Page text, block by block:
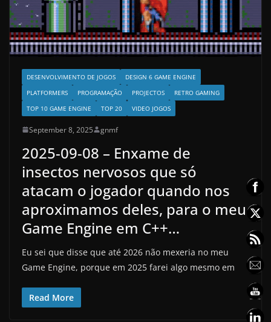
DESENVOLVIMENTO DE JOGOS
DESIGN 6 GAME ENGINE
PLATFORMERS
PROGRAMAÇÃO PROJECTOS
RETRO GAMING
TOP 10 GAME ENGINE
TOP 20 VIDEO JOGOS
September 8, 2025 gnmf
2025-09-08 – Enxame de
insectos nervosos que só
atacam o jogador quando nos
aproximamos deles, para o meu
Game Engine em C++…
Eu sei que disse que até 2026 não mexeria no meu
Game Engine, porque em 2025 farei algo mesmo em
Read More